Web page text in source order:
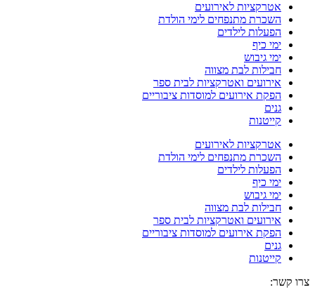
אטרקציות לאירועים
השכרת מתנפחים לימי הולדת
הפעלות לילדים
ימי כיף
ימי גיבוש
חבילות לבת מצווה
אירועים ואטרקציות לבית ספר
הפקת אירועים למוסדות ציבוריים
גנים
קייטנות
אטרקציות לאירועים
השכרת מתנפחים לימי הולדת
הפעלות לילדים
ימי כיף
ימי גיבוש
חבילות לבת מצווה
אירועים ואטרקציות לבית ספר
הפקת אירועים למוסדות ציבוריים
גנים
קייטנות
צרו קשר: